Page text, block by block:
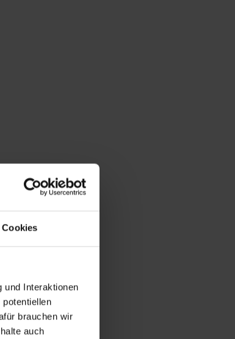
Cookies
und Interaktionen
brauchen wir
auch